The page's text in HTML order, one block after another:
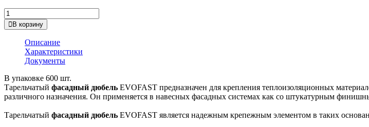
В корзину
Описание
Характеристики
Документы
В упаковке 600 шт.
Тарельчатый фасадный дюбель EVOFAST предназначен для крепления теплоизоляционных
различного назначения. Он применяется в навесных фасадных системах как со штукатурным
Тарельчатый фасадный дюбель EVOFAST является надежным крепежным элементом в таких